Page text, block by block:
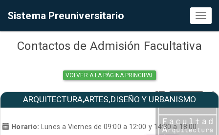
Sistema Preuniversitario
Contactos de Admisión Facultativa
VOLVER A LA PÁGINA PRINCIPAL
ARQUITECTURA,ARTES,DISEÑO Y URBANISMO
Horario:
Lunes a Viernes de 09:00 a 12:00 y 14:30 a 18:00